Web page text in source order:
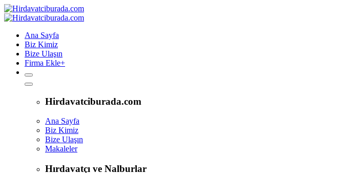
Ana Sayfa
Biz Kimiz
Bize Ulaşın
Firma Ekle+
Hirdavatciburada.com
Ana Sayfa
Biz Kimiz
Bize Ulaşın
Makaleler
Hırdavatçı ve Nalburlar